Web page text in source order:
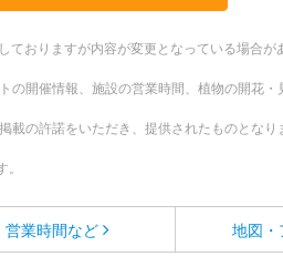
おりますが内容が変更となっている場合が
開催情報、施設の営業時間、植物の開花・
の許諾をいただき、提供されたものとなり
営業時間など 地図・